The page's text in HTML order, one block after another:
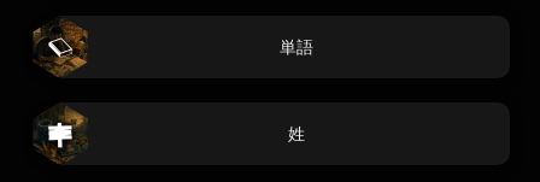
単語
姓